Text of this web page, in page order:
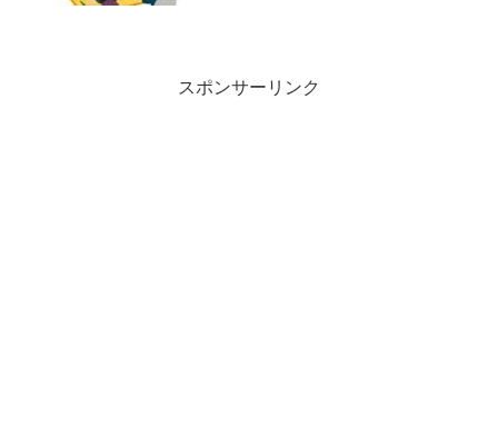
の“規定”を確立する活動.」（ISO/ＩＥ
スポンサーリンク